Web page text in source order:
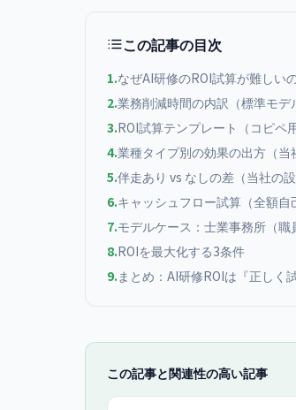
この記事の目次
1.なぜAI研修のROI試算が難しい
2.業務削減時間の内訳（標準モデ
3.ROI試算テンプレート（コピペ用
4.業種タイプ別の効果の出方（当
5.伴走あり vs なしの差（当社の設
6.キャッシュフロー試算（全額自
7.モデルケース：士業事務所（
8.ROIを最大化する3条件
9.まとめ：AI研修ROIは『正しく
この記事と関連性の高い記事